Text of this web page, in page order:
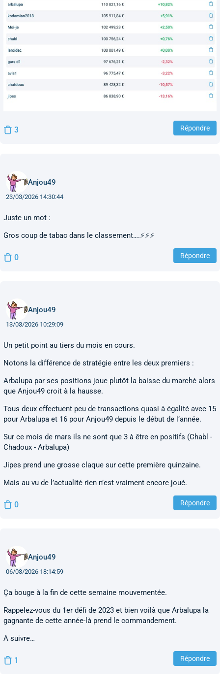
3 Répondre
Anjou49
23/03/2026 14:30:44
Juste un mot :
Gros coup de tabac dans le classement….⚡️⚡️⚡️
0 Répondre
Anjou49
13/03/2026 10:29:09
Un petit point au tiers du mois en cours.
Notons la différence de stratégie entre les deux premiers :
Arbalupa par ses positions joue plutôt la baisse du marché alors
que Anjou49 croit à la hausse.
Tous deux effectuent peu de transactions quasi à égalité avec 15
pour Arbalupa et 16 pour Anjou49 depuis le début de l’année.
Sur ce mois de mars ils ne sont que 3 à être en positifs (Chabl -
Chadoux - Arbalupa)
Jipes prend une grosse claque sur cette première quinzaine.
Mais au vu de l’actualité rien n’est vraiment encore joué.
0 Répondre
Anjou49
06/03/2026 18:14:59
Ça bouge à la fin de cette semaine mouvementée.
Rappelez-vous du 1er défi de 2023 et bien voilà que Arbalupa la
gagnante de cette année-là prend le commandement.
A suivre…
1 Répondre